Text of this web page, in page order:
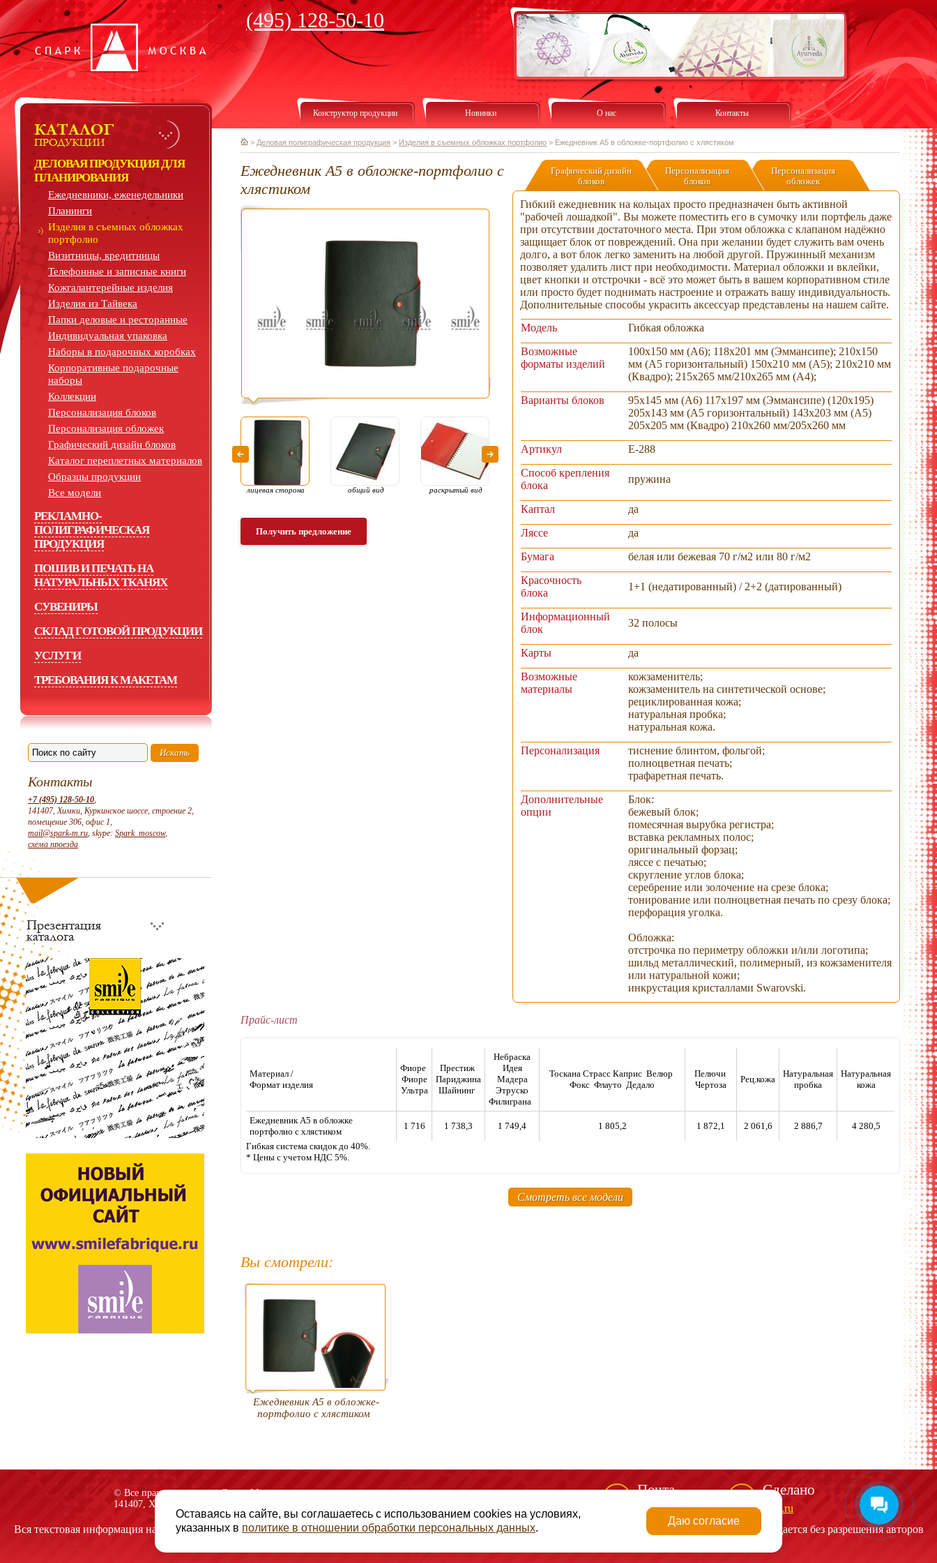
(495) 128-50-10
ДЕЛОВАЯ ПРОДУКЦИЯ ДЛЯ
ПЛАНИРОВАНИЯ
Ежедневники, еженедельники
Планинги
Изделия в съемных обложках
портфолио
Визитницы, кредитницы
Телефонные и записные книги
Кожгалантерейные изделия
Изделия из Тайвека
Папки деловые и ресторанные
Индивидуальная упаковка
Наборы в подарочных коробках
Корпоративные подарочные
наборы
Коллекции
Персонализация блоков
Персонализация обложек
Графический дизайн блоков
Каталог переплетных материалов
Образцы продукции
Все модели
РЕКЛАМНО-
ПОЛИГРАФИЧЕСКАЯ
ПРОДУКЦИЯ
ПОШИВ И ПЕЧАТЬ НА
НАТУРАЛЬНЫХ ТКАНЯХ
СУВЕНИРЫ
СКЛАД ГОТОВОЙ ПРОДУКЦИИ
УСЛУГИ
ТРЕБОВАНИЯ К МАКЕТАМ
Контакты
+7 (495) 128-50-10,
141407, Химки, Куркинское шоссе, строение 2,
помещение 306, офис 1,
mail@spark-m.ru, skype: Spark_moscow,
схема проезда
Конструктор продукции Новинки О нас Контакты
> Деловая полиграфическая продукция > Изделия в съемных обложках портфолио > Ежедневник А5 в обложке-портфолио с хлястиком
Ежедневник А5 в обложке-портфолио с
хлястиком
лицевая сторона общий вид раскрытый вид раскрытый вид хлястик
Получить предложение
Графический дизайн
блоков
Персонализация
блоков
Персонализация
обложек
Гибкий ежедневник на кольцах просто предназначен быть активной
"рабочей лошадкой". Вы можете поместить его в сумочку или портфель даже
при отсутствии достаточного места. При этом обложка с клапаном надёжно
защищает блок от повреждений. Она при желании будет служить вам очень
долго, а вот блок легко заменить на любой другой. Пружинный механизм
позволяет удалить лист при необходимости. Материал обложки и вклейки,
цвет кнопки и отстрочки - всё это может быть в вашем корпоративном стиле
или просто будет поднимать настроение и отражать вашу индивидуальность.
Дополнительные способы украсить аксессуар представлены на нашем сайте.
Модель
Гибкая обложка
Возможные
форматы изделий
100х150 мм (А6); 118х201 мм (Эммансипе); 210х150
мм (А5 горизонтальный) 150х210 мм (А5); 210х210 мм
(Квадро); 215х265 мм/210х265 мм (А4);
Варианты блоков
95х145 мм (А6) 117х197 мм (Эммансипе) (120х195)
205х143 мм (А5 горизонтальный) 143х203 мм (А5)
205х205 мм (Квадро) 210х260 мм/205х260 мм
Артикул
E-288
Способ крепления
блока
пружина
Каптал
да
Ляссе
да
Бумага
белая или бежевая 70 г/м2 или 80 г/м2
Красочность
блока
1+1 (недатированный) / 2+2 (датированный)
Информационный
блок
32 полосы
Карты
да
Возможные
материалы
кожзаменитель;
кожзаменитель на синтетической основе;
рециклированная кожа;
натуральная пробка;
натуральная кожа.
Персонализация
тиснение блинтом, фольгой;
полноцветная печать;
трафаретная печать.
Дополнительные
опции
Блок:
бежевый блок;
помесячная вырубка регистра;
вставка рекламных полос;
оригинальный форзац;
ляссе с печатью;
скругление углов блока;
серебрение или золочение на срезе блока;
тонирование или полноцветная печать по срезу блока;
перфорация уголка.
Обложка:
отстрочка по периметру обложки и/или логотипа;
шильд металлический, полимерный, из кожзаменителя
или натуральной кожи;
инкрустация кристаллами Swarovski.
Прайс-лист
Материал /
Формат изделия
Фиоре
Фиоре
Ультра
Престиж
Париджина
Шайнинг
Небраска
Идея
Мадера
Этруско
Филиграна
Тоскана Страсс Каприс Велюр
Фокс Флауто Дедало
Пелючи
Чертоза
Рец.кожа
Натуральная
пробка
Натуральная
кожа
Ежедневник А5 в обложке
портфолио с хлястиком
1 716 1 738,3 1 749,4 1 805,2 1 872,1 2 061,6 2 886,7
4 280,5
Гибкая система скидок до 40%.
* Цены с учетом НДС 5%.
Смотреть все модели
Вы смотрели:
Ежедневник А5 в обложке-
портфолио с хлястиком
© Все права защищены «Спарк-M»
141407, Химки, Куркинское шоссе, строение 2, помещение 306, офис 1
Почта
mail@spark-m.ru
Сделано
biga.ru
Вся текстовая информация на сайте защищена авторскими правами ГК РФ Статья 1257, копирование и использование материалов сайта http://spark-m.ru
запрещается без разрешения авторов
Оставаясь на сайте, вы соглашаетесь с использованием cookies на условиях,
указанных в политике в отношении обработки персональных данных.
Даю согласие